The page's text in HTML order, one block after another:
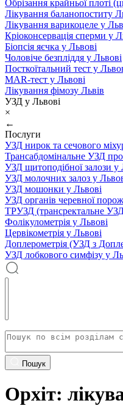
Обрізання крайньої плоті
Лікування баланопоститу
Лікування варикоцеле у
Кріоконсервація сперми у
Біопсія яєчка у Львові
Чоловіче безпліддя у Львові
Посткоїтальний тест у
MAR-тест у Львові
Лікування фімозу Львів
УЗД у Львові
×
←
Послуги
УЗД нирок та сечового
Трансабдомінальне УЗД
УЗД щитоподібної залози у
УЗД молочних залоз у
УЗД мошонки у Львові
УЗД органів черевної
ТРУЗД (трансректальне
Фолікулометрія у Львові
Цервікометрія у Львові
Доплерометрія (УЗД з
УЗД лобкового симфізу у
Пошук
Орхіт: